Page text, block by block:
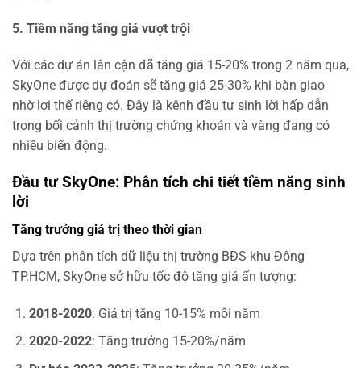
5. Tiềm năng tăng giá vượt trội
Với các dự án lân cận đã tăng giá 15-20% trong 2 năm qua,
SkyOne được dự đoán sẽ tăng giá 25-30% khi bàn giao
nhờ lợi thế riêng có. Đây là kênh đầu tư sinh lời hấp dẫn
trong bối cảnh thị trường chứng khoán và vàng đang có
nhiều biến động.
Đầu tư SkyOne: Phân tích chi tiết tiềm năng sinh
lời
Tăng trưởng giá trị theo thời gian
Dựa trên phân tích dữ liệu thị trường BĐS khu Đông
TP.HCM, SkyOne sở hữu tốc độ tăng giá ấn tượng:
2018-2020: Giá trị tăng 10-15% mỗi năm
2020-2022: Tăng trưởng 15-20%/năm